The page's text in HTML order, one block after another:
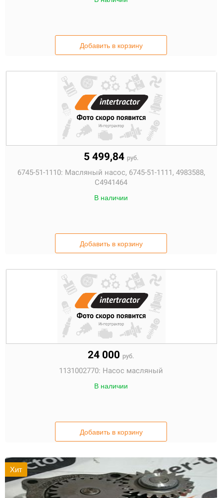
Добавить в корзину
5 499,84 руб.
6745-51-1110: Масляный насос, 6745-51-1111, 4983588,
С4941464
В наличии
Добавить в корзину
24 000 руб.
1131002770: Насос масляный
В наличии
Добавить в корзину
Хит